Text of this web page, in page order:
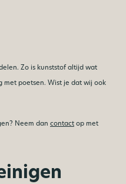
Zo is kunststof altijd wat
met poetsen. Wist je dat wij ook
Neem dancontact op met